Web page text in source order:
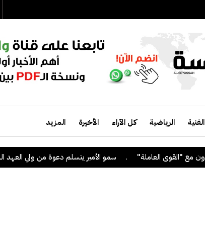
الفنية الرياضية كل الآراء الأخيرة المزيد
. سمو الأمير يتسلم دعوة من ولي العهد